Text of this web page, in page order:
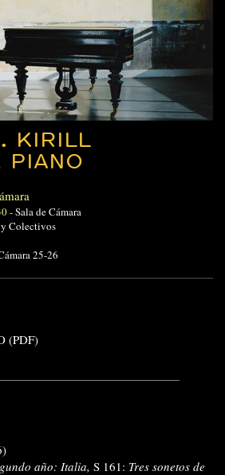
KIRILL
PIANO
-Sala de Cámara
Colectivos
25-26
(PDF)
año: Italia, S 161 : Tres sonetos de